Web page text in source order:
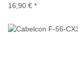
16,90 € *